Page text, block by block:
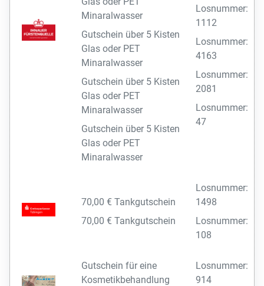
Minaralwasser
Gutschein über 5 Kisten
Glas oder PET
Minaralwasser
Gutschein über 5 Kisten
Glas oder PET
Minaralwasser
Gutschein über 5 Kisten
Glas oder PET
Minaralwasser
Losnummer:
1112
Losnummer:
4163
Losnummer:
2081
Losnummer:
47
70,00 € Tankgutschein
70,00 € Tankgutschein
Losnummer:
1498
Losnummer:
108
Gutschein für eine
Kosmetikbehandlung
Losnummer:
914